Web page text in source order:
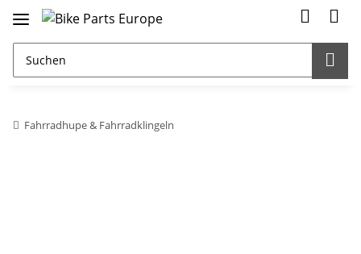
Fahrradhupe & Fahrradklingeln